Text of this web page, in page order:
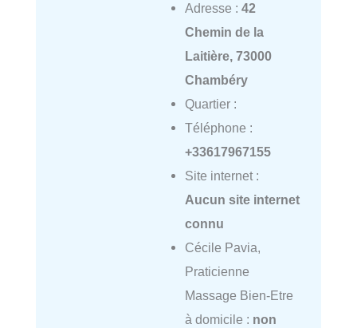
Adresse : 42
Chemin de la
Laitière, 73000
Chambéry
Quartier :
Téléphone :
+33617967155
Site internet :
Aucun site internet
connu
Cécile Pavia,
Praticienne
Massage Bien-Etre
à domicile : non